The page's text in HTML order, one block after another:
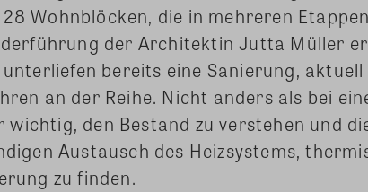
Wohnblöcken, die in mehreren
der Architektin Jutta Müller
bereits eine Sanierung, aktuell
an der Reihe. Nicht anders als bei
wichtig, den Bestand zu verstehen und
Austausch des Heizsystems,
zu finden.